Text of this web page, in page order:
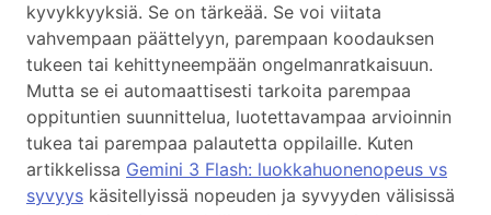
kyvykkyyksiä. Se on tärkeää. Se voi viitata
vahvempaan päättelyyn, parempaan koodauksen
tukeen tai kehittyneempään ongelmanratkaisuun.
Mutta se ei automaattisesti tarkoita parempaa
oppituntien suunnittelua, luotettavampaa arvioinnin
tukea tai parempaa palautetta oppilaille. Kuten
artikkelissa Gemini 3 Flash: luokkahuonenopeus vs
syvyys käsitellyissä nopeuden ja syvyyden välisissä